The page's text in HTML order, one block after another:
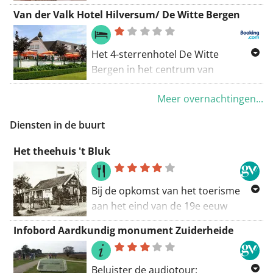
Blaricum, op 10 km van Hilversum.
Er is gratis WiFi beschikbaar. De
kamers zijn voorzien van een tv en
een zithoek.
Van der Valk Hotel Hilversum/ De Witte Bergen
Het 4-sterrenhotel De Witte
Bergen in het centrum van
Nederland biedt gratis
parkeergelegenheid en gratis WiFi.
Meer overnachtingen...
Diensten in de buurt
Het theehuis 't Bluk
Bij de opkomst van het toerisme
aan het eind van de 19e eeuw
verrezen vele theehuizen en
kiosken. Het waren aanvankelijk
veelal houten gebouwtjes waar thee,
melk en frisdrank te koop was. Het
Infobord Aardkundig monument Zuiderheide
Beluister de audiotour: